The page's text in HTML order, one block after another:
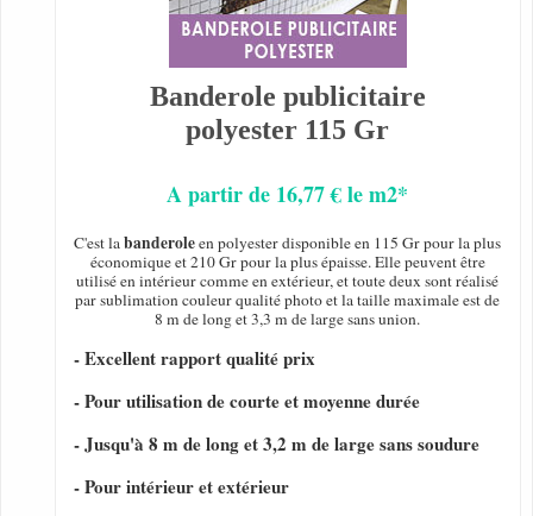
Banderole publicitaire
polyester 115 Gr
A partir de 16,77 € le m2*
C'est labanderoleen polyester disponible en 115 Gr pour la plus
économique et 210 Gr pour la plus épaisse. Elle peuvent être
utilisé en intérieur comme en extérieur, et toute deux sont réalisé
par sublimation couleur qualité photo et la taille maximale est de
8 m de long et 3,3 m de large sans union.
- Excellent rapport qualité prix
- Pour utilisation de courte et moyenne durée
- Jusqu'à 8 m de long et 3,2 m de large sans soudure
- Pour intérieur et extérieur